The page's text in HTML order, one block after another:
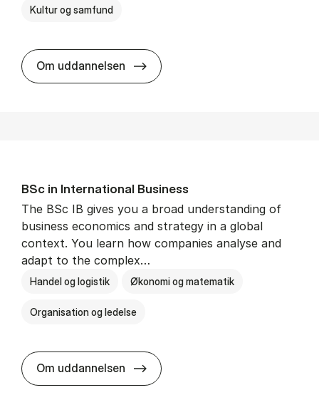
Kultur og samfund
Om uddannelsen BSc in Busi­ness Ad­min­is­tra­tion
BSc in In­ter­na­tion­al Busi­ness
The BSc IB gives you a broad understanding of
business economics and strategy in a global
context. You learn how companies analyse and
adapt to the complex…
Handel og logistik Økonomi og matematik
Organisation og ledelse
Om uddannelsen BSc in In­ter­na­tion­al Busi­ness